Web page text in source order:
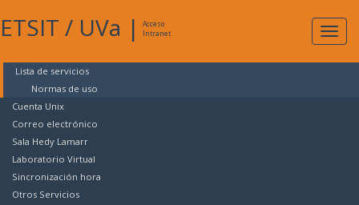
ETSIT / UVa |
Acceso
Intranet
Lista de servicios
Normas de uso
Cuenta Unix
Correo electrónico
Sala Hedy Lamarr
Laboratorio Virtual
Sincronización hora
Otros Servicios